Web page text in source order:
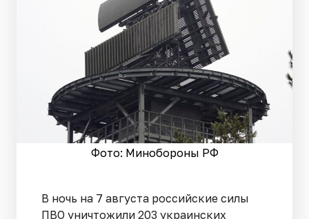
Фото: Минобороны РФ
В ночь на 7 августа российские силы
ПВО уничтожили 203 украинских